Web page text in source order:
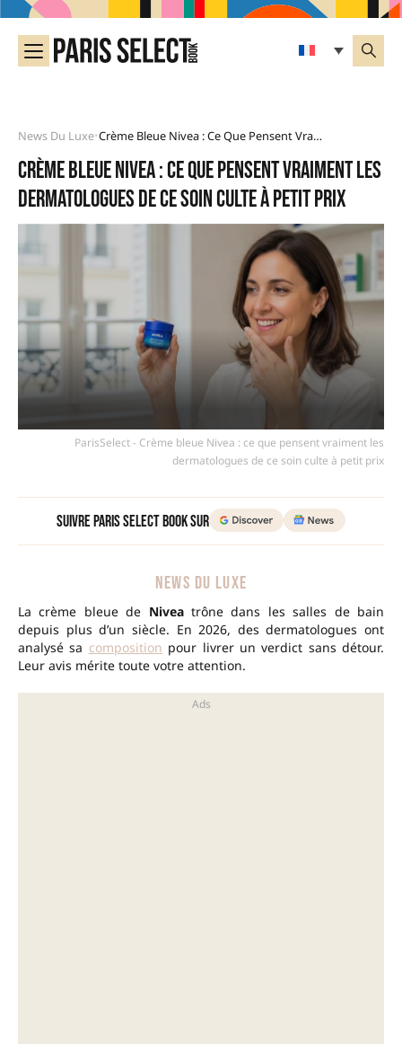
News Du Luxe• Crème Bleue Nivea : Ce Que Pensent Vraiment Les Dermatologues De Ce Soin Culte À Petit Prix
Crème bleue Nivea : ce que pensent vraiment les
dermatologues de ce soin culte à petit prix
ParisSelect - Crème bleue Nivea : ce que pensent vraiment les
dermatologues de ce soin culte à petit prix
Suivre Paris Select Book sur
NEWS DU LUXE
La crème bleue de Niveatrône dans les salles de bain
depuis plus d’un siècle. En 2026, des dermatologues ont
analysé sa composition pour livrer un verdict sans détour.
Leur avis mérite toute votre attention.